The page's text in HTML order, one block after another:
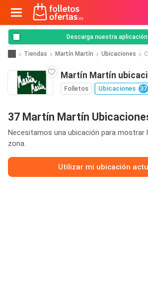
Descarga nuestra
Tiendas Martín Martín Ubicaciones C
Martín Martín
Folletos Ubicaciones 37
37 Martín Martín
Necesitamos una ubicación para mostrar
zona.
Utilizar mi ubicación